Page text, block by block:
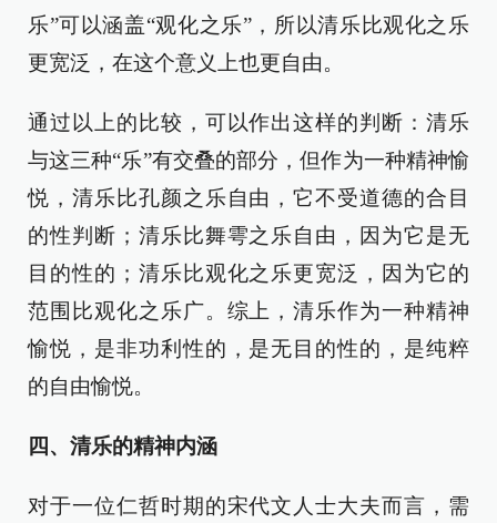
乐”可以涵盖“观化之乐”，所以清乐比观化之乐
更宽泛，在这个意义上也更自由。
通过以上的比较，可以作出这样的判断：清乐
与这三种“乐”有交叠的部分，但作为一种精神愉
悦，清乐比孔颜之乐自由，它不受道德的合目
的性判断；清乐比舞雩之乐自由，因为它是无
目的性的；清乐比观化之乐更宽泛，因为它的
范围比观化之乐广。综上，清乐作为一种精神
愉悦，是非功利性的，是无目的性的，是纯粹
的自由愉悦。
四、清乐的精神内涵
对于一位仁哲时期的宋代文人士大夫而言，需